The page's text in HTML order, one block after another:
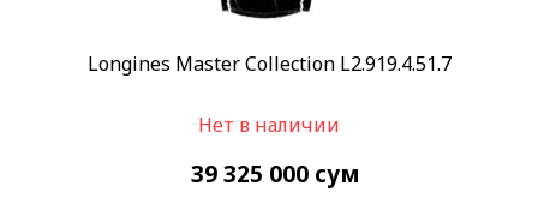
Longines Master Collection L2.919.4.51.7
Нет в наличии
39 325 000 сум